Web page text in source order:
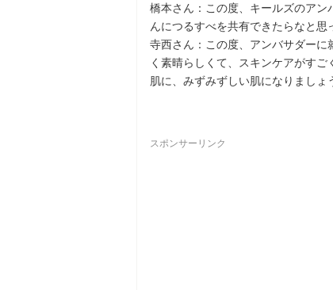
橋本さん：この度、キールズのアン
んにつるすべを共有できたらなと思
寺西さん：この度、アンバサダー
く素晴らしくて、スキンケアがす
肌に、みずみずしい肌になりましょ
スポンサーリンク